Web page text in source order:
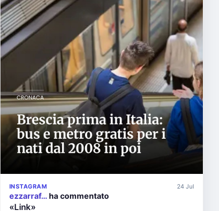
INSTAGRAM 24 Jul
ezzarraf… ha commentato
«Link»